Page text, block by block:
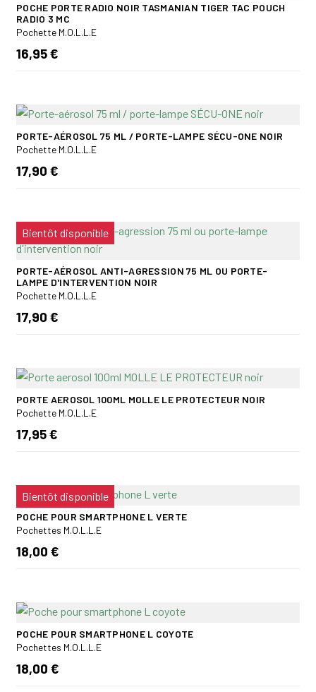
POCHE PORTE RADIO NOIR TASMANIAN TIGER TAC POUCH
RADIO 3 MC
Pochette M.O.L.L.E
16,95 €
PORTE-AÉROSOL 75 ML / PORTE-LAMPE SÉCU-ONE NOIR
Pochette M.O.L.L.E
17,90 €
Bientôt disponible
PORTE-AÉROSOL ANTI-AGRESSION 75 ML OU PORTE-
LAMPE D'INTERVENTION NOIR
Pochette M.O.L.L.E
17,90 €
PORTE AEROSOL 100ML MOLLE LE PROTECTEUR NOIR
Pochette M.O.L.L.E
17,95 €
Bientôt disponible
POCHE POUR SMARTPHONE L VERTE
Pochettes M.O.L.L.E
18,00 €
POCHE POUR SMARTPHONE L COYOTE
Pochettes M.O.L.L.E
18,00 €